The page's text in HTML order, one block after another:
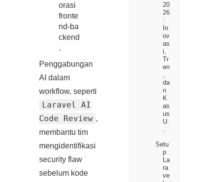
orasi
fronte
nd‑ba
ckend
.
Penggabungan
AI dalam
workflow, seperti
Laravel AI
Code Review ,
membantu tim
mengidentifikasi
security flaw
sebelum kode
20
26
:
In
ov
as
i,
Tr
en
da
n
K
as
us
U.
Setu
p
La
ra
ve